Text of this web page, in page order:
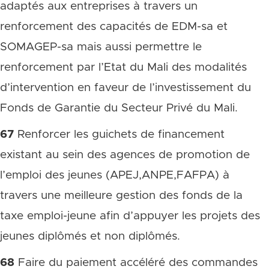
adaptés aux entreprises à travers un
renforcement des capacités de EDM-sa et
SOMAGEP-sa mais aussi permettre le
renforcement par l’Etat du Mali des modalités
d’intervention en faveur de l’investissement du
Fonds de Garantie du Secteur Privé du Mali.
67 Renforcer les guichets de financement
existant au sein des agences de promotion de
l’emploi des jeunes (APEJ,ANPE,FAFPA) à
travers une meilleure gestion des fonds de la
taxe emploi-jeune afin d’appuyer les projets des
jeunes diplômés et non diplômés.
68 Faire du paiement accéléré des commandes